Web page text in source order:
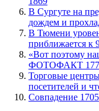
В Сургуте на
дождем и
В Тюмени
приближается к
«Вот поэтому
ФОТОФАКТ
Торговые
посетителей и
​Совпадение 1705